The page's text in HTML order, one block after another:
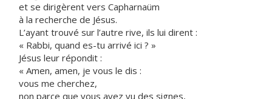
et se dirigèrent vers Capharnaüm
à la recherche de Jésus.
L’ayant trouvé sur l’autre rive, ils lui dirent :
« Rabbi, quand es-tu arrivé ici ? »
Jésus leur répondit :
« Amen, amen, je vous le dis :
vous me cherchez,
non parce que vous avez vu des signes,